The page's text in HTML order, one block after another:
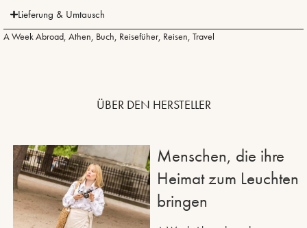
Lieferung & Umtausch
A Week Abroad, Athen, Buch, Reisefüher, Reisen, Travel
ÜBER DEN HERSTELLER
Menschen, die ihre
Heimat zum Leuchten
bringen